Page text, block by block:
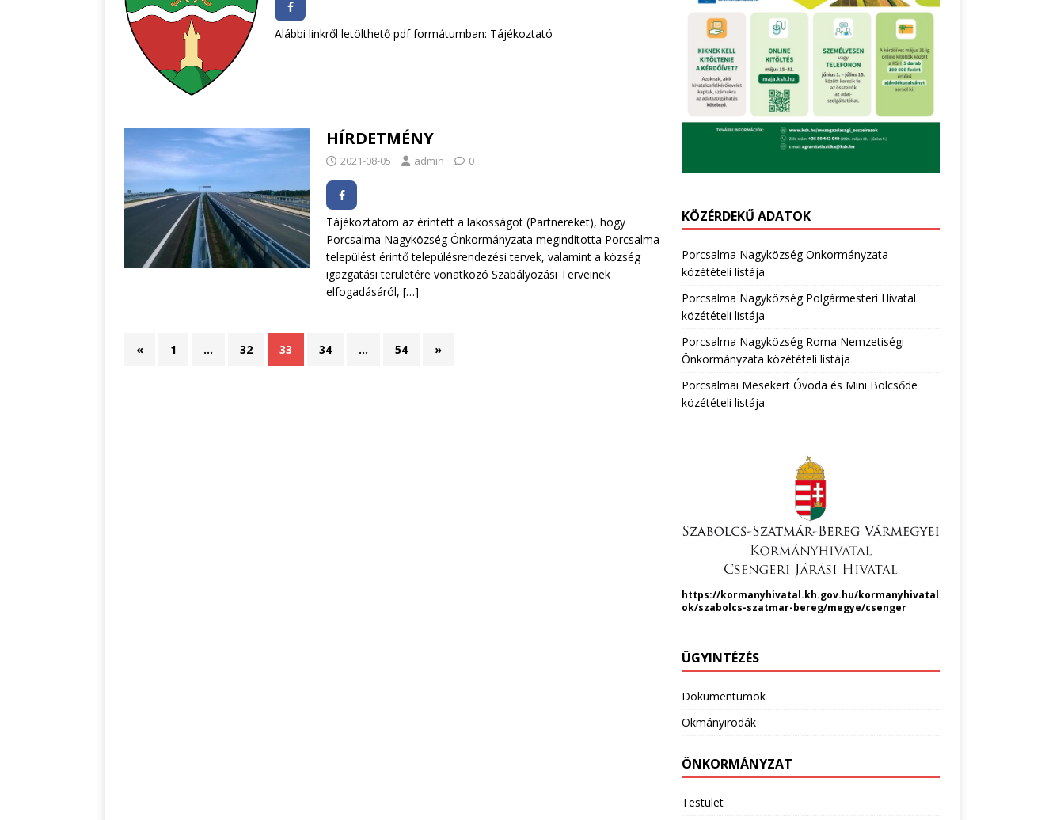
Alábbi linkről letölthető pdf formátumban: Tájékoztató
HÍRDETMÉNY
2021-08-05 admin 0
Tájékoztatom az érintett a lakosságot (Partnereket), hogy
Porcsalma Nagyközség Önkormányzata megindította Porcsalma
települést érintő településrendezési tervek, valamint a község
igazgatási területére vonatkozó Szabályozási Terveinek
elfogadásáról, […]
« 1 … 32 33 34 … 54 »
KÖZÉRDEKŰ ADATOK
Porcsalma Nagyközség Önkormányzata
közétételi listája
Porcsalma Nagyközség Polgármesteri Hivatal
közétételi listája
Porcsalma Nagyközség Roma Nemzetiségi
Önkormányzata közétételi listája
Porcsalmai Mesekert Óvoda és Mini Bölcsőde
közétételi listája
https://kormanyhivatal.kh.gov.hu/kormanyhivatal
ok/szabolcs-szatmar-bereg/megye/csenger
ÜGYINTÉZÉS
Dokumentumok
Okmányirodák
ÖNKORMÁNYZAT
Testület